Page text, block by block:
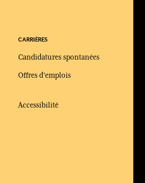
CARRIÈRES
Candidatures spontanées
Offres d'emplois
Accessibilité